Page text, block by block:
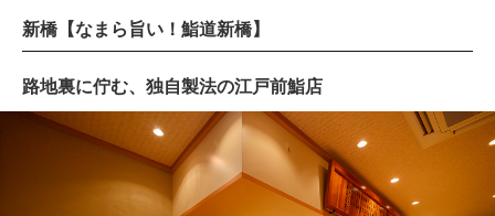
新橋【なまら旨い！鮨道新橋】
路地裏に佇む、独自製法の江戸前鮨店